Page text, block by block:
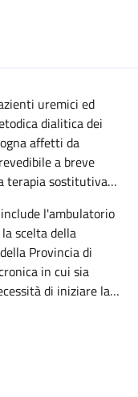
uremici ed
dialitica dei
affetti da
a breve
terapia sostitutiva
l'ambulatorio
scelta della
Provincia di
in cui sia
di iniziare la